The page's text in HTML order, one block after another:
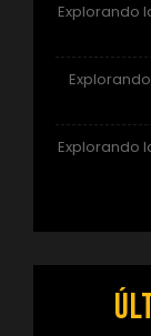
Explorando
Explorando